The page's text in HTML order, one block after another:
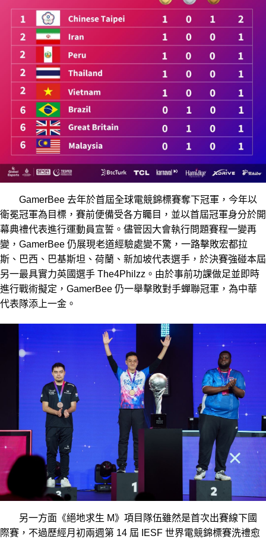
GamerBee 去年於首屆全球電競錦標賽奪下冠軍，今年以
衛冕冠軍為目標，賽前便備受各方矚目，並以首屆冠軍身分於開
幕典禮代表進行運動員宣誓。儘管因大會執行問題賽程一變再
變，GamerBee 仍展現老道經驗處變不驚，一路擊敗宏都拉
斯、巴西、巴基斯坦、荷蘭、新加坡代表選手，於決賽強碰本屆
另一最具實力英國選手 The4Philzz。由於事前功課做足並即時
進行戰術擬定，GamerBee 仍一舉擊敗對手蟬聯冠軍，為中華
代表隊添上一金。
另一方面《絕地求生 M》項目隊伍雖然是首次出賽線下國
際賽，不過歷經月初兩週第 14 屆 IESF 世界電競錦標賽洗禮愈